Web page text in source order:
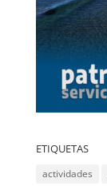
ETIQUETAS
actividades